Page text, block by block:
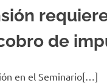
de
en el Seminario[…]